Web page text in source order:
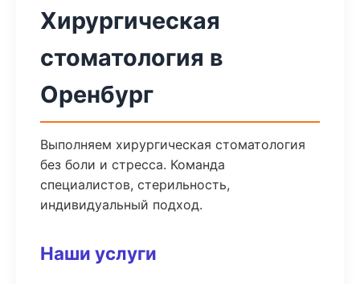
Хирургическая
стоматология в
Оренбург
Выполняем хирургическая стоматология
без боли и стресса. Команда
специалистов, стерильность,
индивидуальный подход.
Наши услуги